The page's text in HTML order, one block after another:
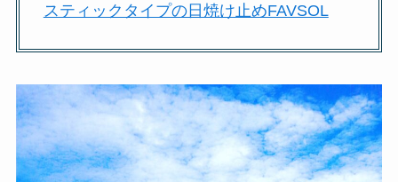
スティックタイプの日焼け止めFAVSOL